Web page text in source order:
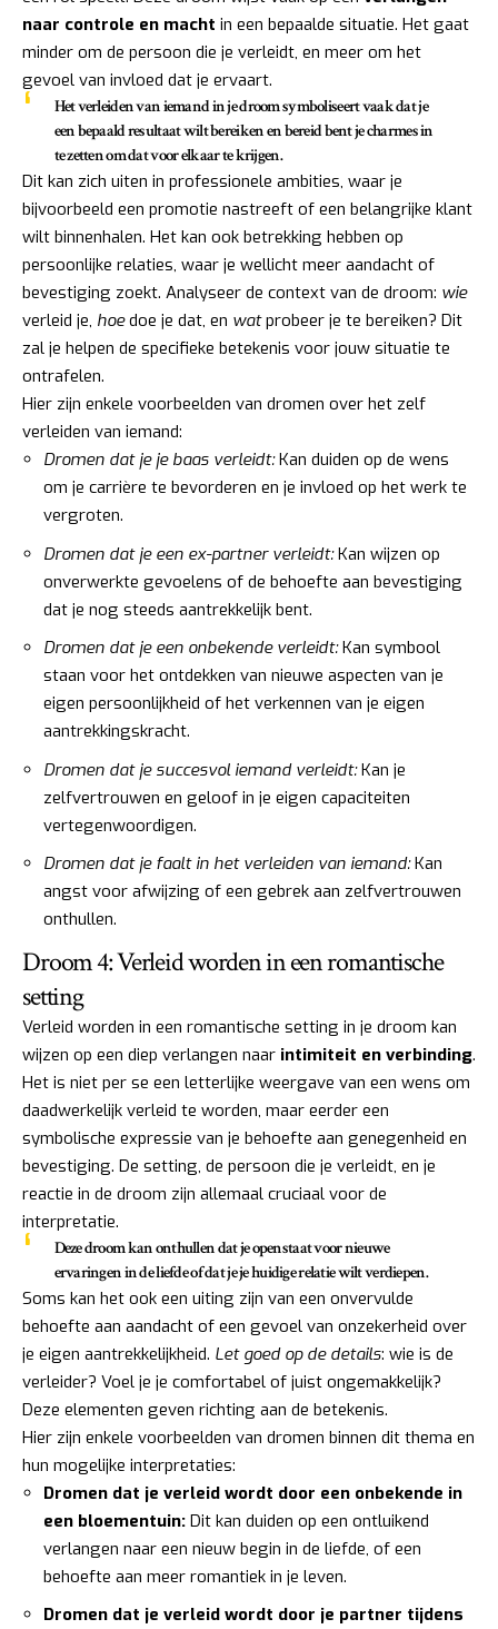
naar controle en macht in een bepaalde situatie. Het gaat
minder om de persoon die je verleidt, en meer om het
gevoel van invloed dat je ervaart.
Het verleiden van iemand in je droom symboliseert vaak dat je
een bepaald resultaat wilt bereiken en bereid bent je charmes in
te zetten om dat voor elkaar te krijgen.
Dit kan zich uiten in professionele ambities, waar je
bijvoorbeeld een promotie nastreeft of een belangrijke klant
wilt binnenhalen. Het kan ook betrekking hebben op
persoonlijke relaties, waar je wellicht meer aandacht of
bevestiging zoekt. Analyseer de context van de droom: wie
verleid je, hoedoe je dat, en watprobeer je te bereiken? Dit
zal je helpen de specifieke betekenis voor jouw situatie te
ontrafelen.
Hier zijn enkele voorbeelden van dromen over het zelf
verleiden van iemand:
Dromen dat je je baas verleidt:Kan duiden op de wens
om je carrière te bevorderen en je invloed op het werk te
vergroten.
Dromen dat je een ex-partner verleidt:Kan wijzen op
onverwerkte gevoelens of de behoefte aan bevestiging
dat je nog steeds aantrekkelijk bent.
Dromen dat je een onbekende verleidt:Kan symbool
staan voor het ontdekken van nieuwe aspecten van je
eigen persoonlijkheid of het verkennen van je eigen
aantrekkingskracht.
Dromen dat je succesvol iemand verleidt:Kan je
zelfvertrouwen en geloof in je eigen capaciteiten
vertegenwoordigen.
Dromen dat je faalt in het verleiden van iemand:Kan
angst voor afwijzing of een gebrek aan zelfvertrouwen
onthullen.
Droom 4: Verleid worden in een romantische
setting
Verleid worden in een romantische setting in je droom kan
wijzen op een diep verlangen naar intimiteit en verbinding.
Het is niet per se een letterlijke weergave van een wens om
daadwerkelijk verleid te worden, maar eerder een
symbolische expressie van je behoefte aan genegenheid en
bevestiging. De setting, de persoon die je verleidt, en je
reactie in de droom zijn allemaal cruciaal voor de
interpretatie.
Deze droom kan onthullen dat je openstaat voor nieuwe
ervaringen in de liefde of dat je je huidige relatie wilt verdiepen.
Soms kan het ook een uiting zijn van een onvervulde
behoefte aan aandacht of een gevoel van onzekerheid over
je eigen aantrekkelijkheid. Let goed op de details: wie is de
verleider? Voel je je comfortabel of juist ongemakkelijk?
Deze elementen geven richting aan de betekenis.
Hier zijn enkele voorbeelden van dromen binnen dit thema en
hun mogelijke interpretaties:
Dromen dat je verleid wordt door een onbekende in
een bloementuin: Dit kan duiden op een ontluikend
verlangen naar een nieuw begin in de liefde, of een
behoefte aan meer romantiek in je leven.
Dromen dat je verleid wordt door je partner tijdens